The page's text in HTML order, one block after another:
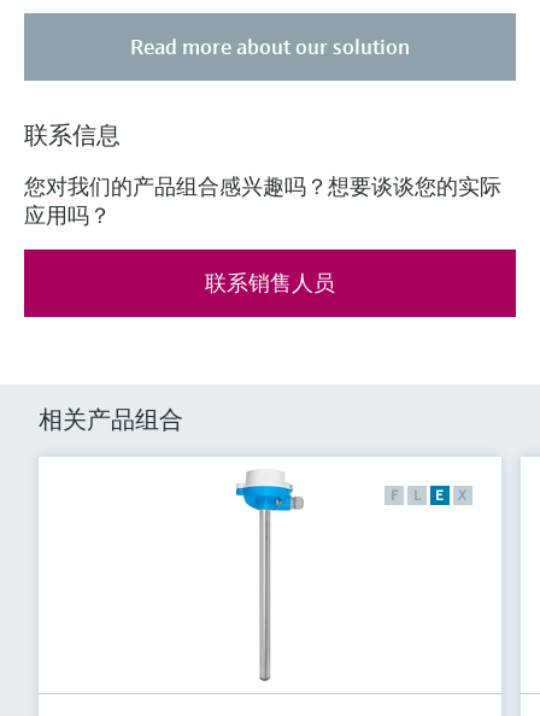
Read more about our solution
联系信息
您对我们的产品组合感兴趣吗？想要谈谈您的实际
应用吗？
联系销售人员
相关产品组合
F L E X